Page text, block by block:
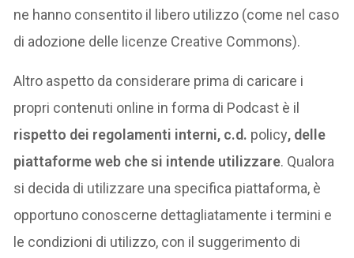
ne hanno consentito il libero utilizzo (come nel caso
di adozione delle licenze Creative Commons).
Altro aspetto da considerare prima di caricare i
propri contenuti online in forma di Podcast è il
rispetto dei regolamenti interni, c.d. policy, delle
piattaforme web che si intende utilizzare. Qualora
si decida di utilizzare una specifica piattaforma, è
opportuno conoscerne dettagliatamente i termini e
le condizioni di utilizzo, con il suggerimento di